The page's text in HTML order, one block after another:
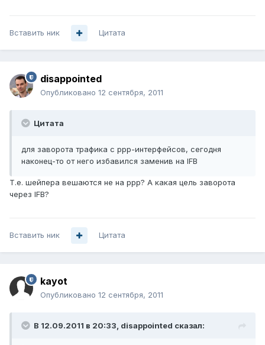
Вставить ник Цитата
disappointed
Опубликовано 12 сентября, 2011
Цитата
для заворота трафика с ppp-интерфейсов, сегодня
наконец-то от него избавился заменив на IFB
Т.е. шейпера вешаются не на ppp? А какая цель заворота
через IFB?
Вставить ник Цитата
kayot
Опубликовано 12 сентября, 2011
В 12.09.2011 в 20:33, disappointed сказал: